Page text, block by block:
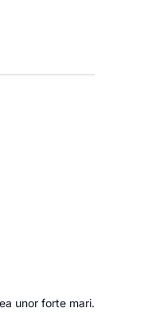
unor forte mari.